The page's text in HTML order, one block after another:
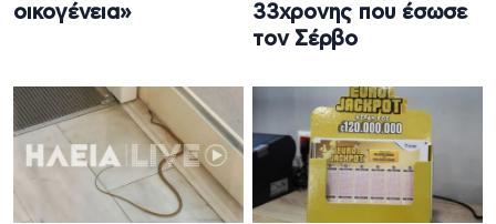
οικογένεια»
33χρονης που έσωσε
τον Σέρβο